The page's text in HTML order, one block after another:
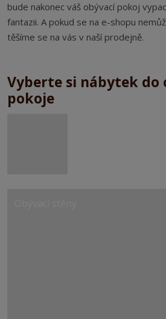
bude nakonec váš obývací pokoj
fantazii. A pokud se na e-shopu
těšíme se na vás v naší prodejně.
Vyberte si nábytek do
pokoje